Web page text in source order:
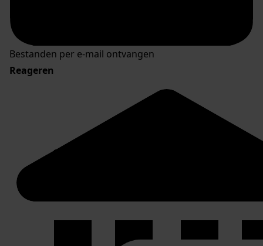
Bestanden per e-mail ontvangen
Reageren